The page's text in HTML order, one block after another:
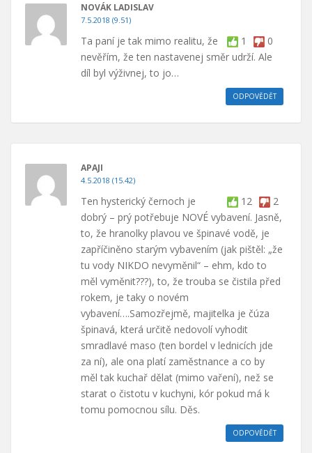
NOVÁK LADISLAV
7.5.2018 (9.51)
1 0
Ta paní je tak mimo realitu, že
nevěřím, že ten nastavenej směr udrží. Ale
díl byl výživnej, to jo…
ODPOVĚDĚT
APAJI
4.5.2018 (15.42)
12 2
Ten hysterický černoch je
dobrý – prý potřebuje NOVÉ vybavení. Jasně,
to, že hranolky plavou ve špinavé vodě, je
zapříčiněno starým vybavením (jak pištěl: „že
tu vody NIKDO nevyměnil“ – ehm, kdo to
měl vyměnit???), to, že trouba se čistila před
rokem, je taky o novém
vybavení….Samozřejmě, majitelka je čúza
špinavá, která určitě nedovolí vyhodit
smradlavé maso (ten bordel v lednicích jde
za ní), ale ona platí zaměstnance a co by
měl tak kuchař dělat (mimo vaření), než se
starat o čistotu v kuchyni, kór pokud má k
tomu pomocnou sílu. Děs.
ODPOVĚDĚT